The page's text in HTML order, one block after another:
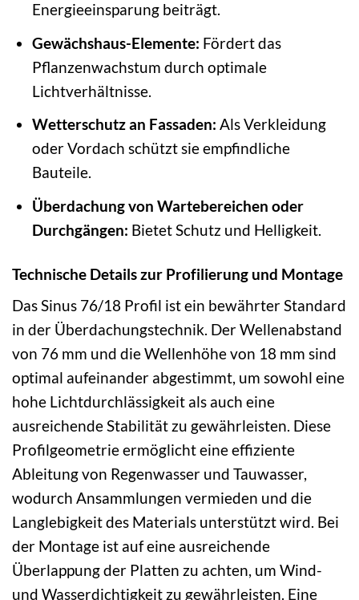
Energieeinsparung beiträgt.
Gewächshaus-Elemente: Fördert das
Pflanzenwachstum durch optimale
Lichtverhältnisse.
Wetterschutz an Fassaden: Als Verkleidung
oder Vordach schützt sie empfindliche
Bauteile.
Überdachung von Wartebereichen oder
Durchgängen: Bietet Schutz und Helligkeit.
Technische Details zur Profilierung und Montage
Das Sinus 76/18 Profil ist ein bewährter Standard
in der Überdachungstechnik. Der Wellenabstand
von 76 mm und die Wellenhöhe von 18 mm sind
optimal aufeinander abgestimmt, um sowohl eine
hohe Lichtdurchlässigkeit als auch eine
ausreichende Stabilität zu gewährleisten. Diese
Profilgeometrie ermöglicht eine effiziente
Ableitung von Regenwasser und Tauwasser,
wodurch Ansammlungen vermieden und die
Langlebigkeit des Materials unterstützt wird. Bei
der Montage ist auf eine ausreichende
Überlappung der Platten zu achten, um Wind-
und Wasserdichtigkeit zu gewährleisten. Eine